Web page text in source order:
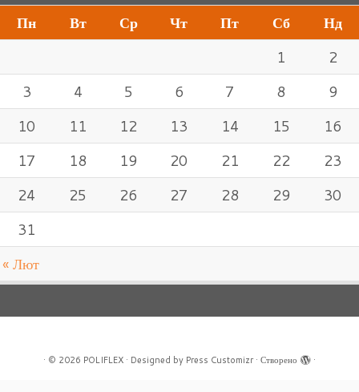
Пн Вт Ср Чт Пт Сб Нд
« Лют
1
2
3
4 5 6 7 8
9
10
11 12 13 14 15
16
17
18 19 20 21 22
23
24
25 26 27 28 29
30
31
· © 2026 POLIFLEX · Designed by Press Customizr· Створено ·